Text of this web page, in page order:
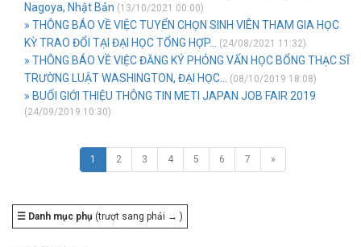
Nagoya, Nhật Bản (13/10/2021 00:00)
» THÔNG BÁO VỀ VIỆC TUYỂN CHỌN SINH VIÊN THAM GIA HỌC
KỲ TRAO ĐỔI TẠI ĐẠI HỌC TỔNG HỢP...
(24/08/2021 11:32)
» THÔNG BÁO VỀ VIỆC ĐĂNG KÝ PHỎNG VẤN HỌC BỔNG THẠC SĨ
TRƯỜNG LUẬT WASHINGTON, ĐẠI HỌC...
(08/10/2019 18:08)
» BUỔI GIỚI THIỆU THÔNG TIN METI JAPAN JOB FAIR 2019
(24/09/2019 10:30)
1 2 3 4 5 6 7 »
☰ Danh mục phụ (trượt sang phải → )